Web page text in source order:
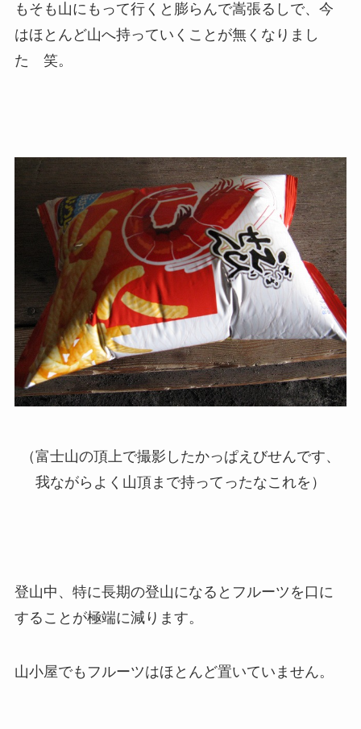
もそも山にもって行くと膨らんで嵩張るしで、今
はほとんど山へ持っていくことが無くなりまし
た 笑。
（富士山の頂上で撮影したかっぱえびせんです、
我ながらよく山頂まで持ってったなこれを）
登山中、特に長期の登山になるとフルーツを口に
することが極端に減ります。
山小屋でもフルーツはほとんど置いていません。